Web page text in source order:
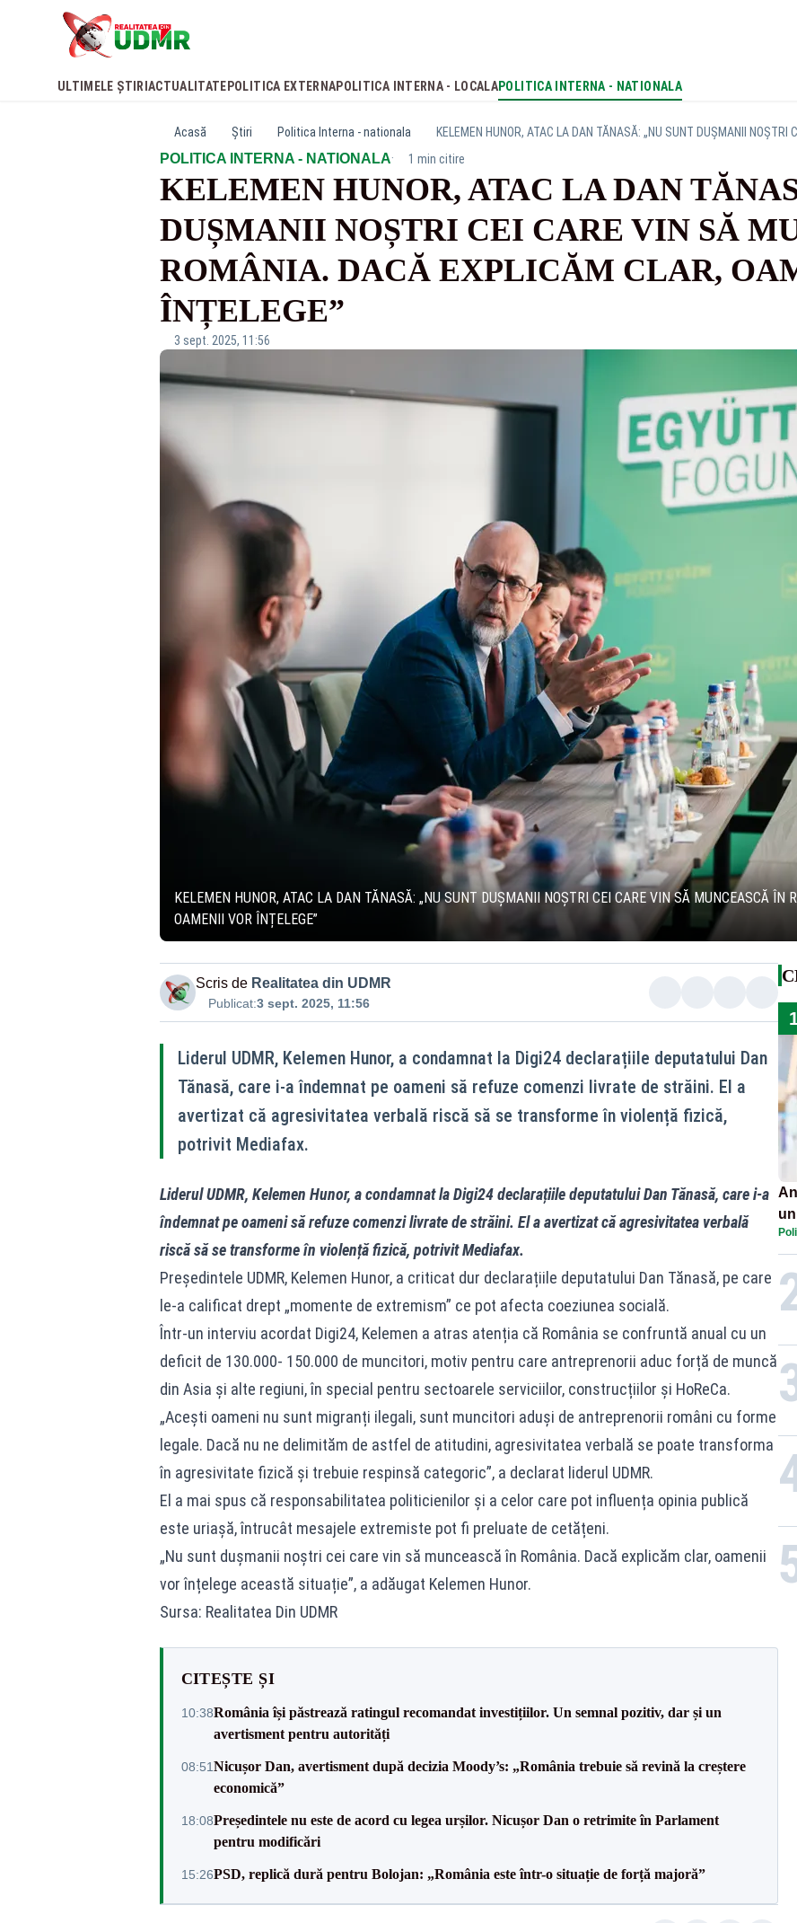
ULTIMELE ȘTIRI ACTUALITATE POLITICA EXTERNAPOLITICA INTERNA - LOCALAPOLITICA INTERNA - NATIONALA
Acasă Știri Politica Interna - nationala
POLITICA INTERNA - NATIONALA· 1 min citire
KELEMEN HUNOR, ATAC LA DAN
DUȘMANII NOȘTRI CEI CARE VIN SĂ
ROMÂNIA. DACĂ EXPLICĂM CLAR,
ÎNȚELEGE”
3 sept. 2025, 11:56
KELEMEN HUNOR, ATAC LA DAN TĂNASĂ: „NU SUNT DUȘMANII NOȘTRI CEI CARE VIN SĂ MUNCEASCĂ ÎN
OAMENII VOR ÎNȚELEGE”
Scris de Realitatea din UDMR
Publicat:3 sept. 2025, 11:56
Liderul UDMR, Kelemen Hunor, a condamnat la Digi24 declarațiile deputatului Dan
Tănasă, care i-a îndemnat pe oameni să refuze comenzi livrate de străini. El a
avertizat că agresivitatea verbală riscă să se transforme în violență fizică,
potrivit Mediafax.
Liderul UDMR, Kelemen Hunor, a condamnat la Digi24 declarațiile deputatului Dan Tănasă, care i-a
îndemnat pe oameni să refuze comenzi livrate de străini. El a avertizat că agresivitatea verbală
riscă să se transforme în violență fizică, potrivit Mediafax.
Președintele UDMR, Kelemen Hunor, a criticat dur declarațiile deputatului Dan Tănasă, pe care
le-a calificat drept „momente de extremism” ce pot afecta coeziunea socială.
Într-un interviu acordat Digi24, Kelemen a atras atenția că România se confruntă anual cu un
deficit de 130.000- 150.000 de muncitori, motiv pentru care antreprenorii aduc forță de muncă
din Asia și alte regiuni, în special pentru sectoarele serviciilor, construcțiilor și HoReCa.
„Acești oameni nu sunt migranți ilegali, sunt muncitori aduși de antreprenorii români cu forme
legale. Dacă nu ne delimităm de astfel de atitudini, agresivitatea verbală se poate transforma
în agresivitate fizică și trebuie respinsă categoric”, a declarat liderul UDMR.
El a mai spus că responsabilitatea politicienilor și a celor care pot influența opinia publică
este uriașă, întrucât mesajele extremiste pot fi preluate de cetățeni.
„Nu sunt dușmanii noștri cei care vin să muncească în România. Dacă explicăm clar, oamenii
vor înțelege această situație”, a adăugat Kelemen Hunor.
Sursa: Realitatea Din UDMR
CITEȘTE ȘI
10:38România își păstrează ratingul recomandat investițiilor. Un semnal pozitiv, dar și un
avertisment pentru autorități
08:51Nicușor Dan, avertisment după decizia Moody’s: „România trebuie să revină la creștere
economică”
18:08Președintele nu este de acord cu legea urșilor. Nicușor Dan o retrimite în Parlament
pentru modificări
15:26PSD, replică dură pentru Bolojan: „România este într-o situație de forță majoră”